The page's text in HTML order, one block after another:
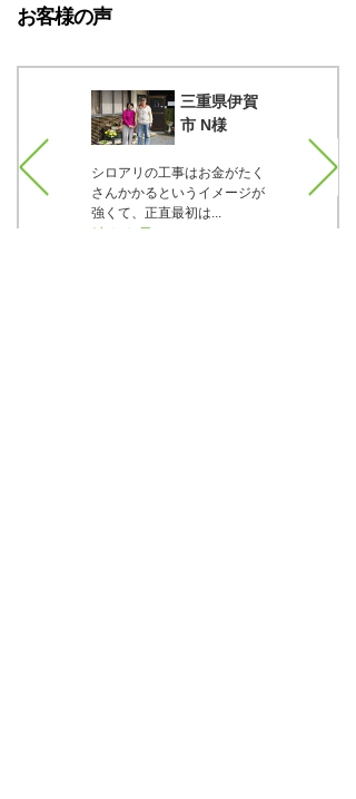
お客様の声
料に
で37年
三重県伊賀
市 N様
シロアリの工事はお金がたく
さんかかるというイメージが
強くて、正直最初は...
続きを見る
正直言
した。
続きを